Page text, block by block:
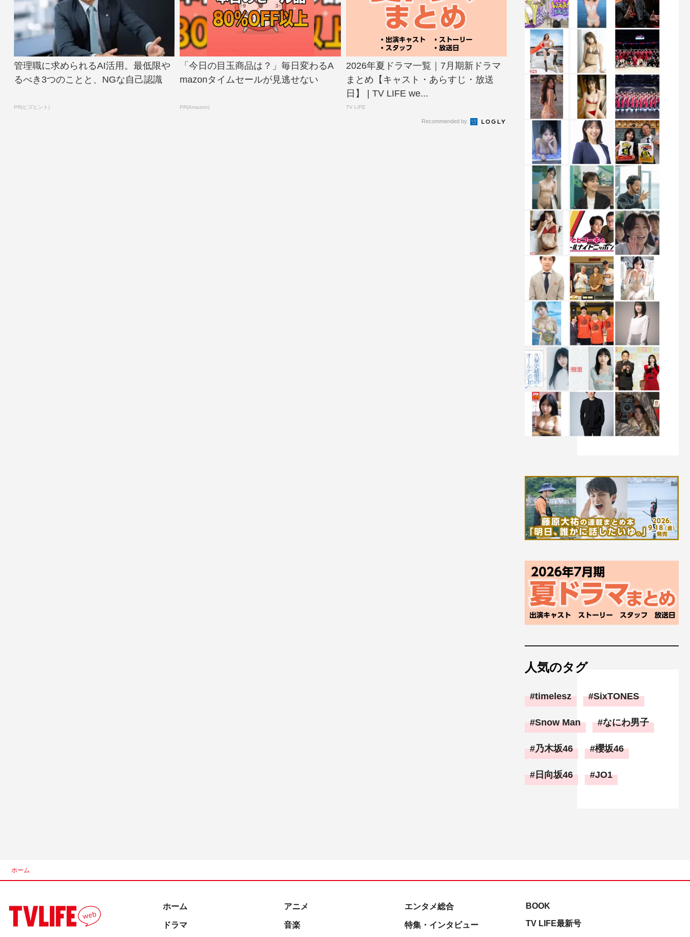
管理職に求められるAI活用。最低限や
るべき3つのことと、NGな自己認識
PR(ビズヒント)
「今日の目玉商品は？」毎日変わるA
mazonタイムセールが見逃せない
PR(Amazon)
2026年夏ドラマ一覧｜7月期新ドラマ
まとめ【キャスト・あらすじ・放送
日】 | TV LIFE we...
TV LIFE
Recommended by
人気のタグ
timelesz SixTONES
Snow Man なにわ男子
乃木坂46 櫻坂46
日向坂46 JO1
ホーム
ホーム
ドラマ
アニメ
音楽
エンタメ総合
特集・インタビュー
BOOK
TV LIFE最新号